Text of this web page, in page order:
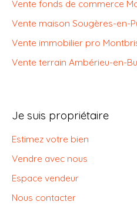
Vente fonds de commerce
Vente maison Sougères-en-
Vente immobilier pro
Vente terrain Ambérieu-en-
Je suis propriétaire
Estimez votre bien
Vendre avec nous
Espace vendeur
Nous contacter